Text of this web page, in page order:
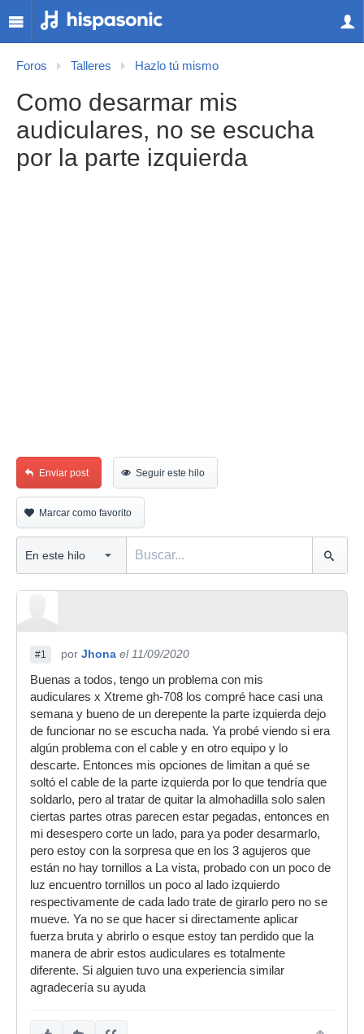
Foros Talleres Hazlo tú mismo
Como desarmar mis
audiculares, no se escucha
por la parte izquierda
Enviar post Seguir este hilo
Marcar como favorito
#1 por Jhona el 11/09/2020
Buenas a todos, tengo un problema con mis
audiculares x Xtreme gh-708 los compré hace casi una
semana y bueno de un derepente la parte izquierda dejo
de funcionar no se escucha nada. Ya probé viendo si era
algún problema con el cable y en otro equipo y lo
descarte. Entonces mis opciones de limitan a qué se
soltó el cable de la parte izquierda por lo que tendría que
soldarlo, pero al tratar de quitar la almohadilla solo salen
ciertas partes otras parecen estar pegadas, entonces en
mi desespero corte un lado, para ya poder desarmarlo,
pero estoy con la sorpresa que en los 3 agujeros que
están no hay tornillos a La vista, probado con un poco de
luz encuentro tornillos un poco al lado izquierdo
respectivamente de cada lado trate de girarlo pero no se
mueve. Ya no se que hacer si directamente aplicar
fuerza bruta y abrirlo o esque estoy tan perdido que la
manera de abrir estos audiculares es totalmente
diferente. Si alguien tuvo una experiencia similar
agradecería su ayuda